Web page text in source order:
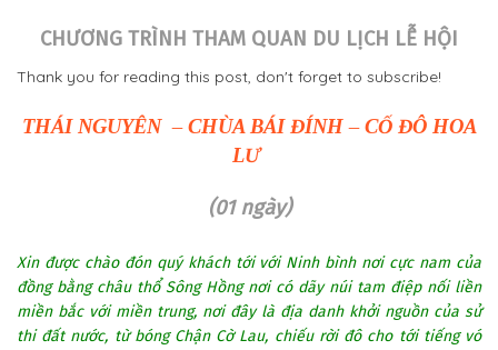
CHƯƠNG TRÌNH THAM QUAN DU LỊCH LỄ HỘI
Thank you for reading this post, don't forget to subscribe!
THÁI NGUYÊN – CHÙA BÁI ĐÍNH – CỐ ĐÔ HOA
LƯ
(01 ngày)
Xin được chào đón quý khách tới với Ninh bình nơi cực nam của
đồng bằng châu thổ Sông Hồng nơi có dãy núi tam điệp nối liền
miền bắc với miền trung, nơi đây là địa danh khởi nguồn của sử
thi đất nước, từ bóng Chận Cờ Lau, chiếu rời đô cho tới tiếng vó